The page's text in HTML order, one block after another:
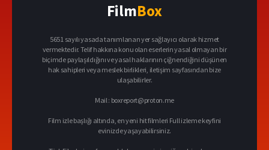
FilmBox
5651 sayılı yasada tanımlanan yer sağlayıcı olarak hizmet
vermektedir. Telif hakkına konu olan eserlerin yasal olmayan bir
biçimde paylaşıldığını ve yasal haklarının çiğnendiğini düşünen
hak sahipleri veya meslek birlikleri, iletişim sayfasından bize
ulaşabilirler.
Mail : boxreport@proton.me
Film izle başlığı altında, en yeni hit filmleri Full izleme keyfini
evinizde yaşayabilirsiniz.